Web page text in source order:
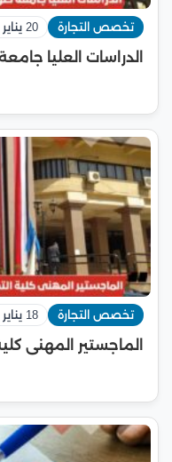
تخصص التجارة 20 يناير 2026
الدراسات العليا
تخصص التجارة 18 يناير 2026
الماجستير المهنى